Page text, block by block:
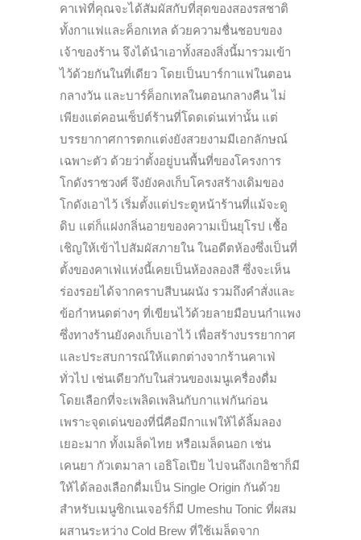
คาเฟ่ที่คุณจะได้สัมผัสกับที่สุดของสองรสชาติ
ทั้งกาแฟและค็อกเทล ด้วยความชื่นชอบของ
เจ้าของร้าน จึงได้นำเอาทั้งสองสิ่งนี้มารวมเข้า
ไว้ด้วยกันในที่เดียว โดยเป็นบาร์กาแฟในตอน
กลางวัน และบาร์ค็อกเทลในตอนกลางคืน ไม่
เพียงแต่คอนเซ็ปต์ร้านที่โดดเด่นเท่านั้น แต่
บรรยากาศการตกแต่งยังสวยงามมีเอกลักษณ์
เฉพาะตัว ด้วยว่าตั้งอยู่บนพื้นที่ของโครงการ
โกดังราชวงศ์ จึงยังคงเก็บโครงสร้างเดิมของ
โกดังเอาไว้ เริ่มตั้งแต่ประตูหน้าร้านที่แม้จะดู
ดิบ แต่ก็แฝงกลิ่นอายของความเป็นยุโรป เชื้อ
เชิญให้เข้าไปสัมผัสภายใน ในอดีตห้องซึ่งเป็นที่
ตั้งของคาเฟ่แห่งนี้เคยเป็นห้องลองสี ซึ่งจะเห็น
ร่องรอยได้จากคราบสีบนผนัง รวมถึงคำสั่งและ
ข้อกำหนดต่างๆ ที่เขียนไว้ด้วยลายมือบนกำแพง
ซึ่งทางร้านยังคงเก็บเอาไว้ เพื่อสร้างบรรยากาศ
และประสบการณ์ให้แตกต่างจากร้านคาเฟ่
ทั่วไป เช่นเดียวกับในส่วนของเมนูเครื่องดื่ม
โดยเลือกที่จะเพลิดเพลินกับกาแฟกันก่อน
เพราะจุดเด่นของที่นี่คือมีกาแฟให้ได้ลิ้มลอง
เยอะมาก ทั้งเมล็ดไทย หรือเมล็ดนอก เช่น
เคนยา กัวเตมาลา เอธิโอเปีย ไปจนถึงเกอิชาก็มี
ให้ได้ลองเลือกดื่มเป็น Single Origin กันด้วย
สำหรับเมนูซิกเนเจอร์ก็มี Umeshu Tonic ที่ผสม
ผสานระหว่าง Cold Brew ที่ใช้เมล็ดจาก